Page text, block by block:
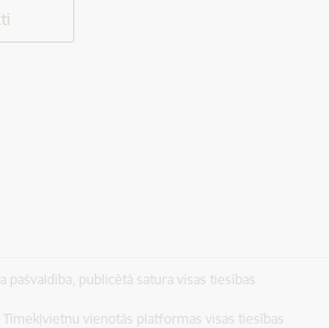
pašvaldība, publicētā satura visas tiesības
Tīmekļvietņu vienotās platformas visas tiesības